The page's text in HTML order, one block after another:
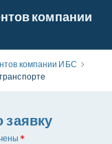
компании
компании ИБС
заявку